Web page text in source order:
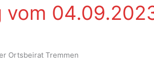
Ortsbeirat Tremmen